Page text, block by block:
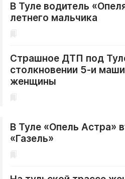
В Туле водитель
летнего мальчика
Страшное ДТП под
столкновении 5-и
женщины
В Туле «Опель Астра»
«Газель»